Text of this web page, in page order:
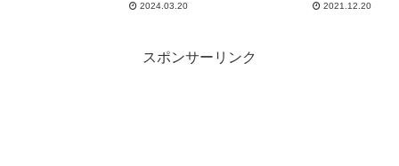
2024.03.20 2021.12.20
スポンサーリンク